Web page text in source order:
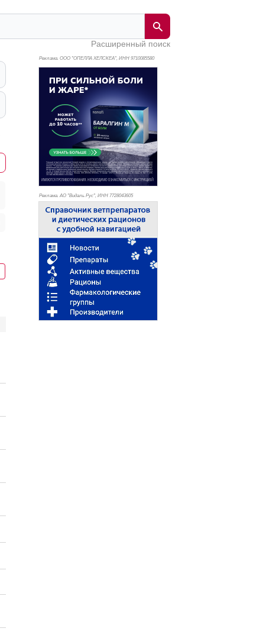
Расширенный поиск
Реклама. ООО "ОПЕЛЛА ХЕЛСКЕА", ИНН 9710085580
Реклама. АО "Видаль Рус", ИНН 7728043605